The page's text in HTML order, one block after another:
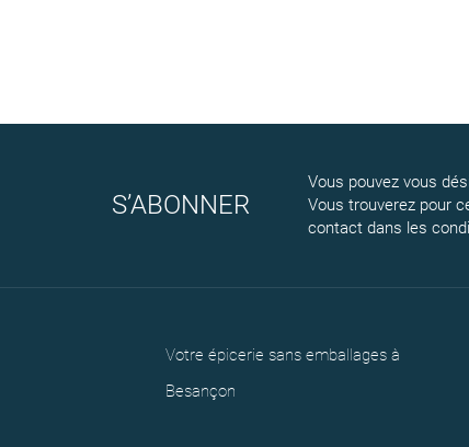
S’ABONNER
Vous pouvez vous
Vous trouverez pour
contact dans les
Votre épicerie sans emballages à
Besançon